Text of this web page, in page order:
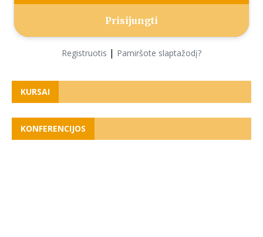
Registruotis | Pamiršote slaptažodį?
KURSAI
KONFERENCIJOS